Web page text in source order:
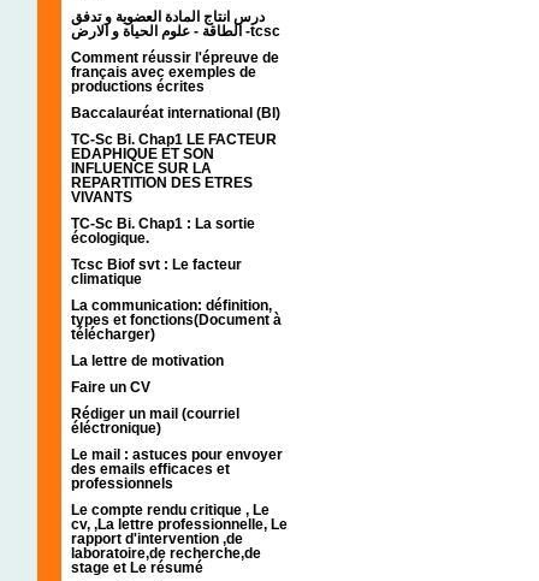
درس انتاج المادة العضوية و تدفق
الطاقة - علوم الحياة و الارض -tcsc
Comment réussir l'épreuve de
français avec exemples de
productions écrites
Baccalauréat international (BI)
TC-Sc Bi. Chap1 LE FACTEUR
EDAPHIQUE ET SON
INFLUENCE SUR LA
REPARTITION DES ETRES
VIVANTS
TC-Sc Bi. Chap1 : La sortie
écologique.
Tcsc Biof svt : Le facteur
climatique
La communication: définition,
types et fonctions(Document à
télécharger)
La lettre de motivation
Faire un CV
Rédiger un mail (courriel
éléctronique)
Le mail : astuces pour envoyer
des emails efficaces et
professionnels
Le compte rendu critique , Le
cv, ,La lettre professionnelle, Le
rapport d'intervention ,de
laboratoire,de recherche,de
stage et Le résumé